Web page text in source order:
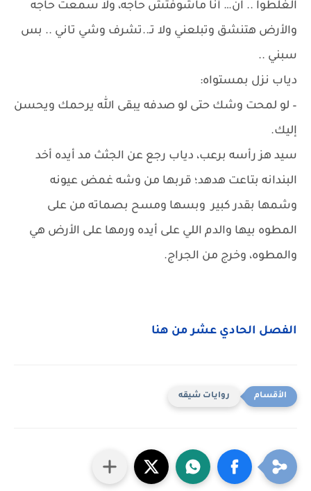
الغلطوا .. ان… أنا ماشوفتش حاجه، ولا سمعت حاجه
والأرض هتنشق وتبلعني ولا تـ..تشرف وشي تاني .. بس
سبني ..
دياب نزل بمستواه:
– لو لمحت وشك حتى لو صدفه يبقى الله يرحمك ويحسن
إليك.
سيد هز رأسه برعب، دياب رجع عن الجثث مد أيده أخد
البندانه بتاعت هدهد؛ قربها من وشه غمض عيونه
وشمها بقدر كبير وبسها ومسح بصماته من على
المطوه بيها والدم اللي على أيده ورمها على الأرض هي
والمطوه، وخرج من الجراج.
الفصل الحادي عشر من هنا
روايات شيقه